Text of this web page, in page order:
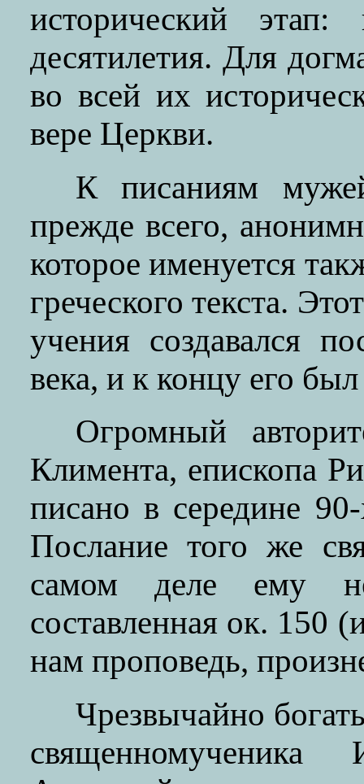
исторический этап:
десятилетия. Для
во всей их
вере Церкви.
К писаниям
прежде всего,
которое именуется
греческого текста.
учения создавался
века, и к концу его
Огромный
Климента, епископа
писано в середине
Послание того же
самом деле ему
составленная ок. 150
нам проповедь,
Чрезвычайно